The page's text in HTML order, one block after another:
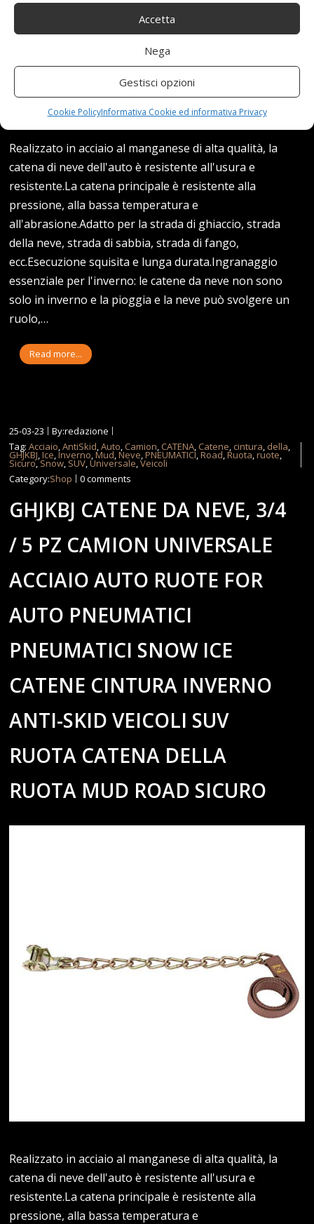
Accetta
Nega
Gestisci opzioni
Cookie PolicyInformativa Cookie ed informativa Privacy
Realizzato in acciaio al manganese di alta qualità, la
catena di neve dell'auto è resistente all'usura e
resistente.La catena principale è resistente alla
pressione, alla bassa temperatura e
all'abrasione.Adatto per la strada di ghiaccio, strada
della neve, strada di sabbia, strada di fango,
ecc.Esecuzione squisita e lunga durata.Ingranaggio
essenziale per l'inverno: le catene da neve non sono
solo in inverno e la pioggia e la neve può svolgere un
ruolo,…
Read more...
25-03-23
By:redazione
Tag:Acciaio,AntiSkid,Auto, Camion, CATENA, Catene, cintura, della,
GHJKBJ,Ice,Inverno,Mud,Neve,PNEUMATICI,Road,Ruota,ruote,
Sicuro,Snow, SUV,Universale,Veicoli
Category:Shop 0 comments
GHJKBJ CATENE DA NEVE, 3/4
/ 5 PZ CAMION UNIVERSALE
ACCIAIO AUTO RUOTE FOR
AUTO PNEUMATICI
PNEUMATICI SNOW ICE
CATENE CINTURA INVERNO
ANTI-SKID VEICOLI SUV
RUOTA CATENA DELLA
RUOTA MUD ROAD SICURO
Realizzato in acciaio al manganese di alta qualità, la
catena di neve dell'auto è resistente all'usura e
resistente.La catena principale è resistente alla
pressione, alla bassa temperatura e